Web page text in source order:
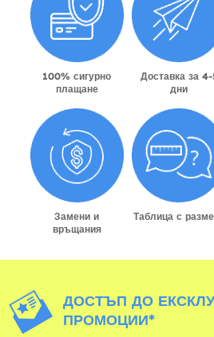
100% сигурно
плащане
Доставка за 4-
дни
Замени и
връщания
Таблица с
ДОСТЪП ДО
ПРОМОЦИИ*